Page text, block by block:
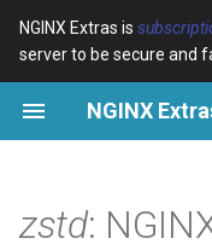
NGINX Extras is
server to be secure and
正
在
Variables
Directives
acme
性能
支
zstd: